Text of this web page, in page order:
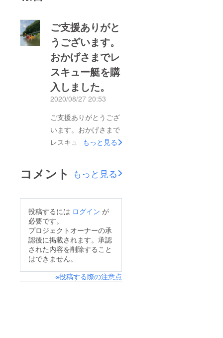
ご支援ありがと
うございます。
おかげさまでレ
スキュー艇を購
入しました。
2020/08/27 20:53
ご支援ありがとうござ
います。おかげさまで
レスキュー艇を購入
第1回のトムソーヤ川
のプロジェクトを実施
いたします。
もっと見る
コメント もっと見る
投稿するには ログイン が
必要です。
プロジェクトオーナーの承
認後に掲載されます。承認
された内容を削除すること
はできません。
※投稿する際の注意点